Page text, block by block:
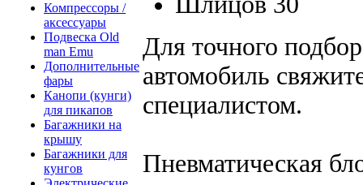
Компрессоры /
аксессуары
Подвеска Old
man Emu
Дополнительные
фары
Канопи (кунги)
для пикапов
Багажники на
крышу
Багажники для
кунгов
Для точного
автомобиль
специалистом.
Пневматическая